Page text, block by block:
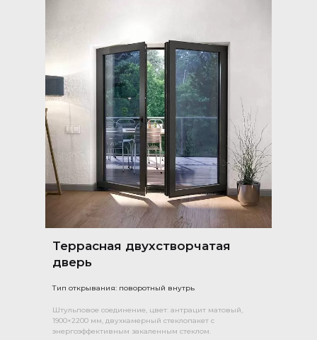
Террасная двухстворчатая
дверь
Тип открывания: поворотный внутрь
Штульповое соединение, цвет: антрацит матовый,
1900×2200 мм, двухкамерный стеклопакет с
энергоэффективным закаленным стеклом.